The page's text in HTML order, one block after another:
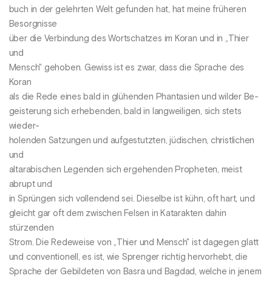
buch in der gelehrten Welt gefunden hat, hat meine früheren
Besorgnisse
über die Verbindung des Wortschatzes im Koran und in „Thier
und
Mensch" gehoben. Gewiss ist es zwar, dass die Sprache des
Koran
als die Rede eines bald in glühenden Phantasien und wilder Be-
geisterung sich erhebenden, bald in langweiligen, sich stets
wieder-
holenden Satzungen und aufgestutzten, jüdischen, christlichen
und
altarabischen Legenden sich ergehenden Propheten, meist
abrupt und
in Sprüngen sich vollendend sei. Dieselbe ist kühn, oft hart, und
gleicht gar oft dem zwischen Felsen in Katarakten dahin
stürzenden
Strom. Die Redeweise von „Thier und Mensch" ist dagegen glatt
und conventionell, es ist, wie Sprenger richtig hervorhebt, die
Sprache der Gebildeten von Basra und Bagdad, welche in jenem